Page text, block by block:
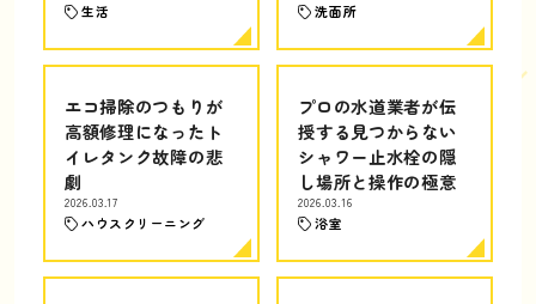
生活 洗面所
エコ掃除のつもりが
高額修理になったト
イレタンク故障の悲
劇
2026.03.17
ハウスクリーニング
プロの水道業者が伝
授する見つからない
シャワー止水栓の隠
し場所と操作の極意
2026.03.16
浴室